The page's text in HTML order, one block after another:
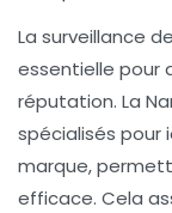
La surveillance
essentielle pour
réputation. La
spécialisés pour
marque,
efficace. Cela